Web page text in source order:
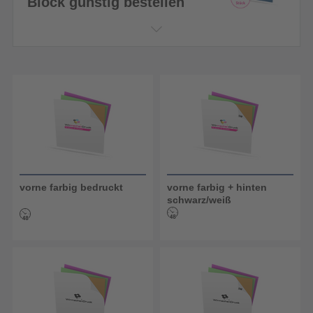
vorne farbig bedruckt
vorne farbig + hinten
schwarz/weiß